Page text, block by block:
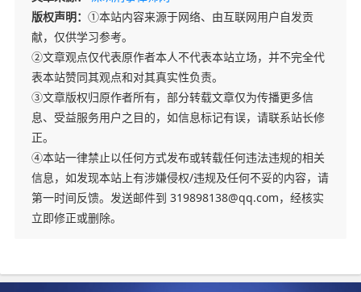
版权声明： ①本站内容来源于网络、由互联网用户自发贡
献，仅供学习参考。
②文章观点仅代表原作者本人不代表本站立场，并不完全代
表本站赞同其观点和对其真实性负责。
③文章版权归原作者所有，部分转载文章仅为传播更多信
息、受益服务用户之目的，如信息标记有误，请联系站长修
正。
④本站一律禁止以任何方式发布或转载任何违法违规的相关
信息，如发现本站上有涉嫌侵权/违规及任何不妥的内容，请
第一时间反馈。发送邮件到 319898138@qq.com，经核实
立即修正或删除。